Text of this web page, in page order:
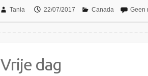
Tania 22/07/2017 Canada Geen
Vrije dag